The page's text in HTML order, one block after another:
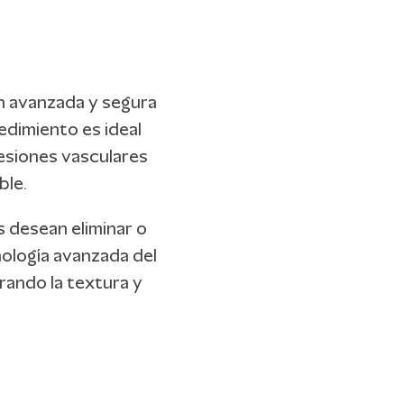
avanzada y segura
es ideal
vasculares
desean eliminar o
avanzada del
la textura y